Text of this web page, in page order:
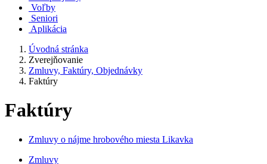
Voľby
Seniori
Aplikácia
Úvodná stránka
Zverejňovanie
Zmluvy, Faktúry, Objednávky
Faktúry
Faktúry
Zmluvy o nájme hrobového miesta Likavka
Zmluvy